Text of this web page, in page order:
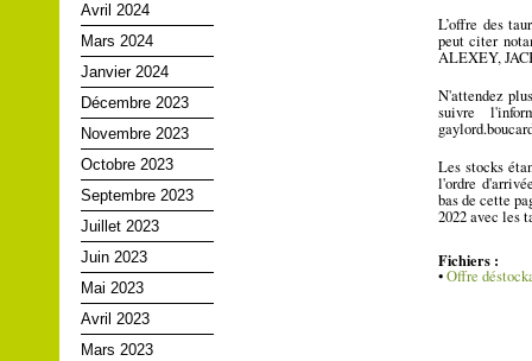
Avril 2024
Mars 2024
Janvier 2024
Décembre 2023
Novembre 2023
Octobre 2023
Septembre 2023
Juillet 2023
Juin 2023
Mai 2023
Avril 2023
Mars 2023
L’offre des
peut citer
ALEXEY,
N'attendez
suivre
Les stocks
l'ordre
bas de cette
2022 avec les
Fichiers :
•Offre